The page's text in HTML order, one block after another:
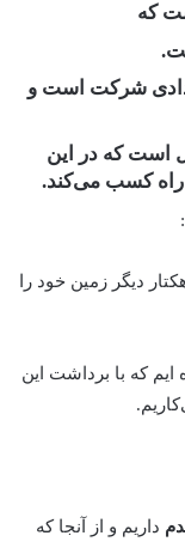
که
شرکت است و
علاقه پیدا کند و به مدت ۱۰ سال است که در این
راه کسب می‌کند.
زیر کشت گندم ما ۳۶ هکتار است و ۳۶ هکتار دیگر زمین خود را
که با برداشت این
داریم و از آنجا که